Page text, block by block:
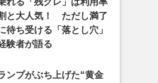
と大人気！ ただし満了
待ち受ける「落とし穴」
験者が語る
ンプがぶち上げた“黄金